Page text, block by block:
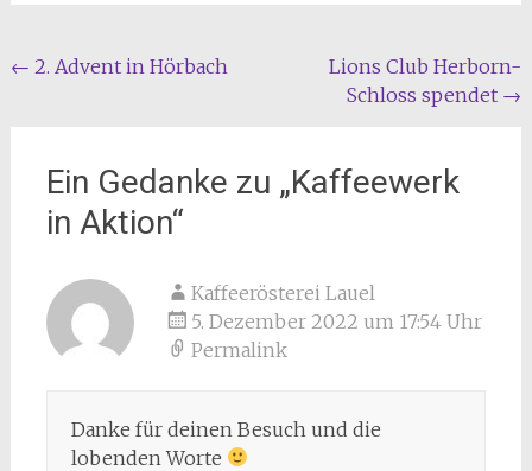
Beitragsnavigation
← 2. Advent in Hörbach
Lions Club Herborn-
Schloss spendet →
Ein Gedanke zu „Kaffeewerk
in Aktion“
Kaffeerösterei Lauel
5. Dezember 2022 um 17:54 Uhr
Permalink
Danke für deinen Besuch und die
lobenden Worte